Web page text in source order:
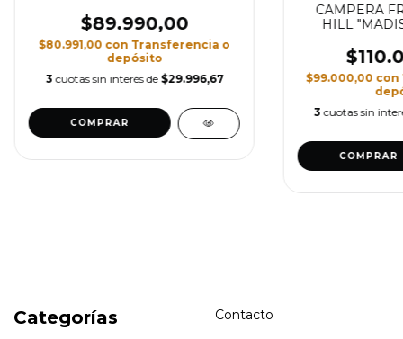
$89.990,00
$80.991,00 con Transferencia o
depósito
3 cuotas sin interés de $29.996,67
COMPRAR
CAMPERA
HILL
$99.000,00 con
3 cuotas sin
COMPRAR
Categorías Contacto